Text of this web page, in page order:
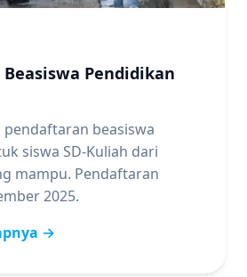
Pendidikan
pendaftaran beasiswa
siswa SD-Kuliah dari
mampu. Pendaftaran
2025.
→